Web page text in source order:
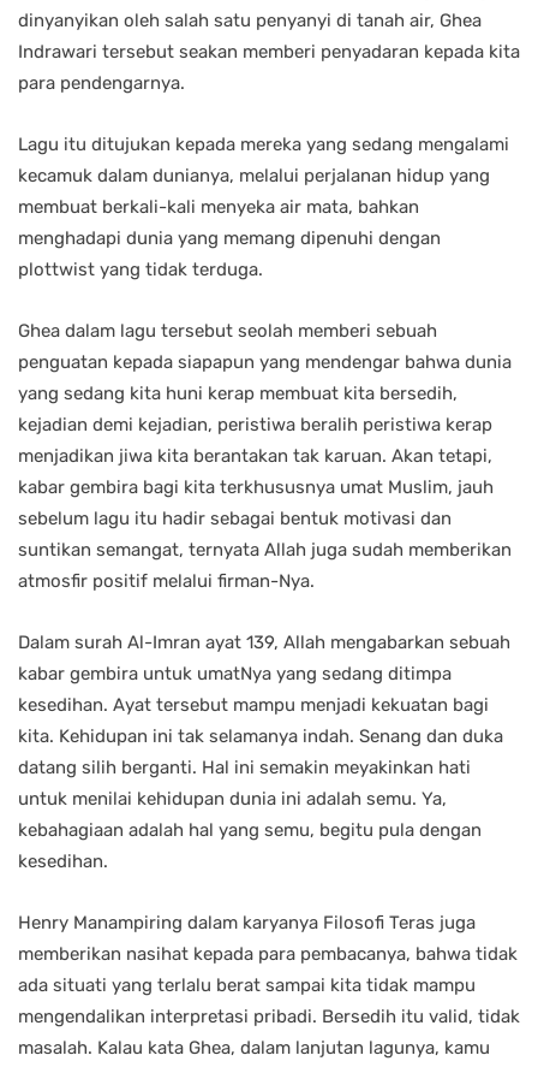
dinyanyikan oleh salah satu penyanyi di tanah air, Ghea
Indrawari tersebut seakan memberi penyadaran kepada kita
para pendengarnya.
Lagu itu ditujukan kepada mereka yang sedang mengalami
kecamuk dalam dunianya, melalui perjalanan hidup yang
membuat berkali-kali menyeka air mata, bahkan
menghadapi dunia yang memang dipenuhi dengan
plottwist yang tidak terduga.
Ghea dalam lagu tersebut seolah memberi sebuah
penguatan kepada siapapun yang mendengar bahwa dunia
yang sedang kita huni kerap membuat kita bersedih,
kejadian demi kejadian, peristiwa beralih peristiwa kerap
menjadikan jiwa kita berantakan tak karuan. Akan tetapi,
kabar gembira bagi kita terkhususnya umat Muslim, jauh
sebelum lagu itu hadir sebagai bentuk motivasi dan
suntikan semangat, ternyata Allah juga sudah memberikan
atmosfir positif melalui firman-Nya.
Dalam surah Al-Imran ayat 139, Allah mengabarkan sebuah
kabar gembira untuk umatNya yang sedang ditimpa
kesedihan. Ayat tersebut mampu menjadi kekuatan bagi
kita. Kehidupan ini tak selamanya indah. Senang dan duka
datang silih berganti. Hal ini semakin meyakinkan hati
untuk menilai kehidupan dunia ini adalah semu. Ya,
kebahagiaan adalah hal yang semu, begitu pula dengan
kesedihan.
Henry Manampiring dalam karyanya Filosofi Teras juga
memberikan nasihat kepada para pembacanya, bahwa tidak
ada situati yang terlalu berat sampai kita tidak mampu
mengendalikan interpretasi pribadi. Bersedih itu valid, tidak
masalah. Kalau kata Ghea, dalam lanjutan lagunya, kamu